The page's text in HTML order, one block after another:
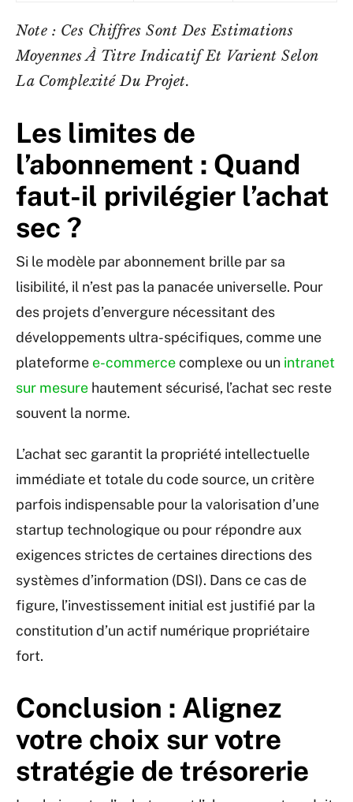
Note : Ces Chiffres Sont Des Estimations
Moyennes À Titre Indicatif Et Varient Selon
La Complexité Du Projet.
Les limites de
l’abonnement : Quand
faut-il privilégier l’achat
sec ?
Si le modèle par abonnement brille par sa
lisibilité, il n’est pas la panacée universelle. Pour
des projets d’envergure nécessitant des
développements ultra-spécifiques, comme une
plateforme e-commercecomplexe ou un intranet
sur mesure hautement sécurisé, l’achat sec reste
souvent la norme.
L’achat sec garantit la propriété intellectuelle
immédiate et totale du code source, un critère
parfois indispensable pour la valorisation d’une
startup technologique ou pour répondre aux
exigences strictes de certaines directions des
systèmes d’information (DSI). Dans ce cas de
figure, l’investissement initial est justifié par la
constitution d’un actif numérique propriétaire
fort.
Conclusion : Alignez
votre choix sur votre
stratégie de trésorerie